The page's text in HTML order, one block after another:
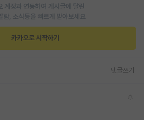
시판
게시판
판
계정과 연동하여 게시글에 달린
람, 소식등을 빠르게 받아보세요
카카오로 시작하기
댓글쓰기